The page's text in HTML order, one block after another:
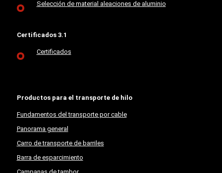
Selección de material aleaciones de aluminio
Certificados 3.1
Certificados
Productos para el transporte de hilo
Fundamentos del transporte por cable
Panorama general
Carro de transporte de barriles
Barra de esparcimiento